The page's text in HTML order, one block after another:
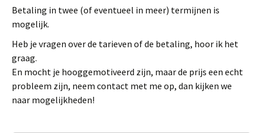
Betaling in twee (of eventueel in meer) termijnen is
mogelijk.
Heb je vragen over de tarieven of de betaling, hoor ik het
graag.
En mocht je hooggemotiveerd zijn, maar de prijs een echt
probleem zijn, neem contact met me op, dan kijken we
naar mogelijkheden!